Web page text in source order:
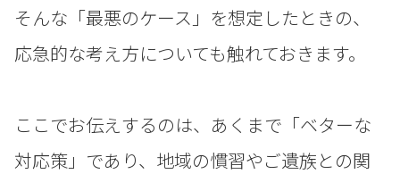
そんな「最悪のケース」を想定したときの、
応急的な考え方についても触れておきます。
ここでお伝えするのは、あくまで「ベターな
対応策」であり、地域の慣習やご遺族との関